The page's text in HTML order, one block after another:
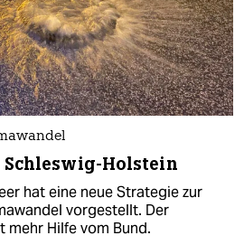
Holstein
hat eine neue Strategie zur
vorgestellt. Der
Hilfe vom Bund.